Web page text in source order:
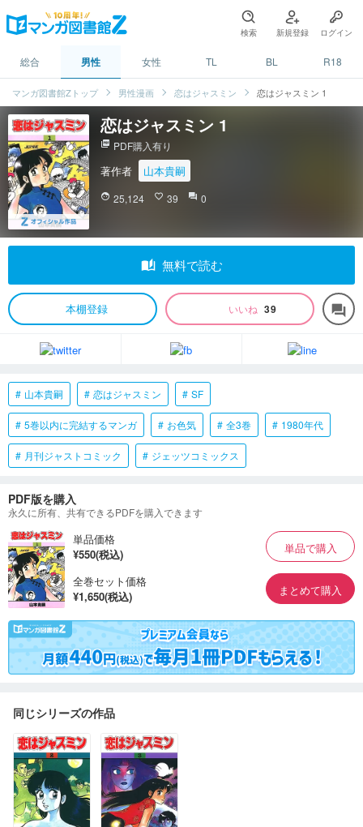
検索 新規登録 ログイン
総合 男性 女性 TL BL R18
マンガ図書館Zトップ 男性漫画 恋はジャスミン 恋はジャスミン 1
恋はジャスミン 1
picture_as_pdf PDF購入有り
著作者 山本貴嗣
face 25,124 favorite_border 39 question_answer 0
auto_stories 無料で読む
本棚登録 いいね 39 forum
山本貴嗣 恋はジャスミン SF
5巻以内に完結するマンガ お色気 全3巻 1980年代
月刊ジャストコミック ジェッツコミックス
PDF版を購入
永久に所有、共有できるPDFを購入できます
単品価格
¥550(税込)
単品で購入
全巻セット価格
¥1,650(税込)
まとめて購入
同じシリーズの作品